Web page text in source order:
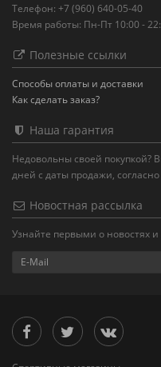
Телефон: +7 (960) 640-05-40
Время работы: Пн-Пт 10:00 -
Полезные ссылки
Способы оплаты и доставки
Как сделать заказ?
Наша гарантия
Недовольны своей покупкой?
дней с даты продажи, согласно
Новостная рассылка
Узнайте первыми о новостях и